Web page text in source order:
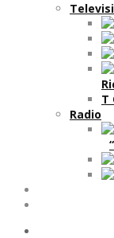
T
Radio